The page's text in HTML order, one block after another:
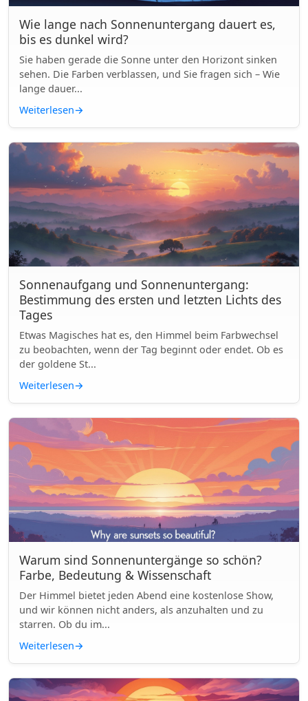
Wie lange nach Sonnenuntergang dauert es,
bis es dunkel wird?
Sie haben gerade die Sonne unter den Horizont sinken
sehen. Die Farben verblassen, und Sie fragen sich – Wie
lange dauer...
Weiterlesen→
Sonnenaufgang und Sonnenuntergang:
Bestimmung des ersten und letzten Lichts des
Tages
Etwas Magisches hat es, den Himmel beim Farbwechsel
zu beobachten, wenn der Tag beginnt oder endet. Ob es
der goldene St...
Weiterlesen→
Warum sind Sonnenuntergänge so schön?
Farbe, Bedeutung & Wissenschaft
Der Himmel bietet jeden Abend eine kostenlose Show,
und wir können nicht anders, als anzuhalten und zu
starren. Ob du im...
Weiterlesen→